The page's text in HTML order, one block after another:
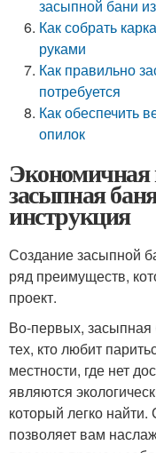
засыпной бани
Как собрать
руками
Как правильно
потребуется
Как обеспечить
опилок
Экономичная
засыпная
инструкция
Создание засыпной
ряд преимуществ,
проект.
Во-первых, засыпная
тех, кто любит
местности, где нет
являются
который легко
позволяет вам